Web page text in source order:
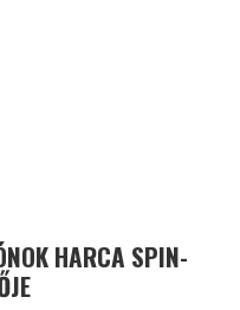
HARCA SPIN-